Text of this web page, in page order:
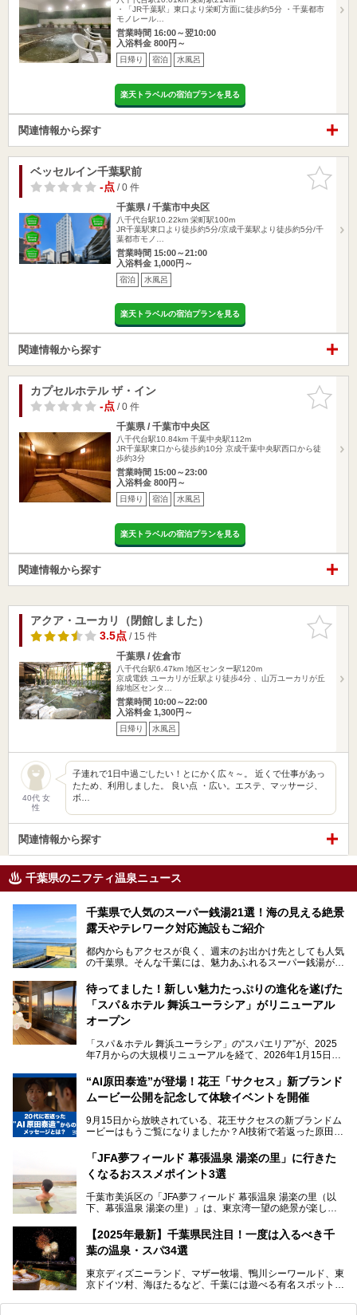
・「JR千葉駅」東口より栄町方面に徒歩約5分 ・千葉都市
モノレール…
営業時間 16:00～翌10:00
入浴料金 800円～
日帰り 宿泊 水風呂
楽天トラベルの宿泊プランを見る
関連情報から探す
お気に入
りに追加
ベッセルイン千葉駅前
-点/ 0 件
千葉県 / 千葉市中央区
八千代台駅10.22km 栄町駅100m
JR千葉駅東口より徒歩約5分/京成千葉駅より徒歩約5分/千
葉都市モノ…
営業時間 15:00～21:00
入浴料金 1,000円～
宿泊 水風呂
楽天トラベルの宿泊プランを見る
関連情報から探す
お気に入
りに追加
カプセルホテル ザ・イン
-点/ 0 件
千葉県 / 千葉市中央区
八千代台駅10.84km 千葉中央駅112m
JR千葉駅東口から徒歩約10分 京成千葉中央駅西口から徒
歩約3分
営業時間 15:00～23:00
入浴料金 800円～
日帰り 宿泊 水風呂
楽天トラベルの宿泊プランを見る
関連情報から探す
お気に入
りに追加
アクア・ユーカリ（閉館しました）
3.5点/ 15 件
千葉県 / 佐倉市
八千代台駅6.47km 地区センター駅120m
京成電鉄 ユーカリが丘駅より徒歩4分 、山万ユーカリが丘
線地区センタ…
営業時間 10:00～22:00
入浴料金 1,300円～
日帰り 水風呂
40代 女
性
子連れで1日中過ごしたい！とにかく広々～。 近くで仕事があっ
たため、利用しました。 良い点 ・広い。エステ、マッサージ、
ボ…
関連情報から探す
千葉県のニフティ温泉ニュース
千葉県で人気のスーパー銭湯21選！海の見える絶景
露天やテレワーク対応施設もご紹介
都内からもアクセスが良く、週末のお出かけ先としても人気
の千葉県。そんな千葉には、魅力あふれるスーパー銭湯がた
「サウナでしっかりととのいたい」「海が見える絶景で非日
常を味わいたい」「子連れでも気兼ねなく1日過ごした
い」。
そんな多様なニーズに応える施設が揃っているため、その日
の目的に合った施設がきっと見つかるはずです。
さらに最近では、24時間営業で深夜まで滞在できる施設
や、テレワーク・コワーキングスペースを備えた仕事もでき
るスパも増えており、ただの入浴施設にとどまらない進化を
本記事では、人気スーパー銭湯から絶景施設、コワーキング
スペースや休憩スペースが充実した施設、子連れファミリー
向けの施設など、目的に合わせたおすすめの施設を紹介しま
す。
ださい。
待ってました！新しい魅力たっぷりの進化を遂げた
「スパ＆ホテル 舞浜ユーラシア」がリニューアル
オープン
「スパ＆ホテル 舞浜ユーラシア」の“スパエリア”が、2025
年7月からの大規模リニューアルを経て、2026年1月15日
新設エリアや生まれ変わった浴場・サウナの魅力を、人気キ
ャラクター「ユーラシわん」と一緒にご紹介します。必見の
───
提供元：SPA＆HOTEL舞浜ユーラシア【PR】
です。
“AI原田泰造”が登場！花王「サクセス」新ブランド
ムービー公開を記念して体験イベントを開催
9月15日から放映されている、花王サクセスの新ブランドム
ービーはもうご覧になりましたか？AI技術で若返った原田泰
伝えるムービーです。公開を記念して、スパメッツァおおた
か竜泉寺の湯にて体験イベントを開催。花王サクセスの製品
が無料で試せるチャンスです！
提供元：花王株式会社【PR】
この記事は花王株式会社商品のPRレポート記事です。
「JFA夢フィールド 幕張温泉 湯楽の里」に行きた
くなるおススメポイント3選
千葉市美浜区の「JFA夢フィールド 幕張温泉 湯楽の里（以
下、幕張温泉 湯楽の里）」は、東京湾一望の絶景が楽しめ
設備も天然温泉の露天風呂、サウナ、岩盤浴のほか、高濃度
炭酸泉、海の見えるお休み処や食事処、展望抜群の屋上ま
で、年代を問わずたっぷり楽しめます。
今回は人気のこの施設の中でも、特におススメしたい3つの
ポイントについて厳選してお届けします。読めばきっと、行
【2025年最新】千葉県民注目！一度は入るべき千
葉の温泉・スパ34選
東京ディズニーランド、マザー牧場、鴨川シーワールド、東
京ドイツ村、海ほたるなど、千葉には遊べる有名スポットが
県で生まれ、千葉県で育ち、つい最近まで千葉在住だった私